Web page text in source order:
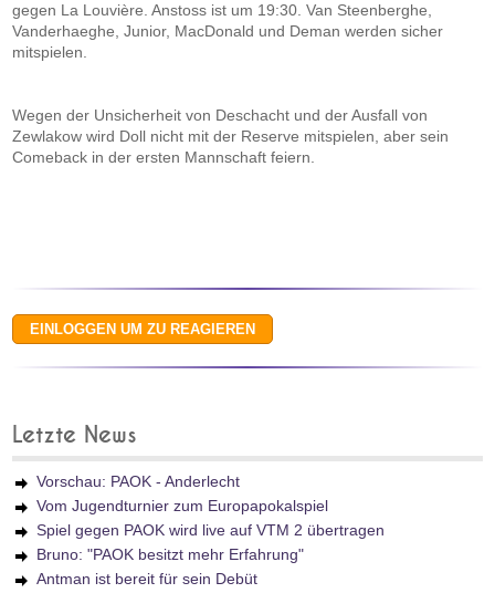
gegen La Louvière. Anstoss ist um 19:30. Van Steenberghe,
Vanderhaeghe, Junior, MacDonald und Deman werden sicher
mitspielen.
Wegen der Unsicherheit von Deschacht und der Ausfall von
Zewlakow wird Doll nicht mit der Reserve mitspielen, aber sein
Comeback in der ersten Mannschaft feiern.
Letzte News
Vorschau: PAOK - Anderlecht
Vom Jugendturnier zum Europapokalspiel
Spiel gegen PAOK wird live auf VTM 2 übertragen
Bruno: "PAOK besitzt mehr Erfahrung"
Antman ist bereit für sein Debüt